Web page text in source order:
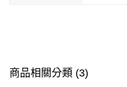
商品相關分類 (3)